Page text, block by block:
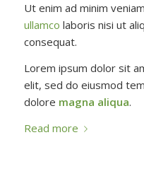
Ut enim ad minim
ullamco laboris nisi ut
consequat.
Lorem ipsum dolor sit
elit, sed do eiusmod
dolore magna aliqua.
Read more